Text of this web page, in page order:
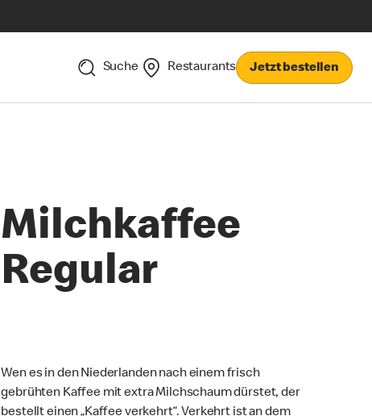
Suche Restaurants Jetzt bestellen
Milchkaffee
Regular
Wen es in den Niederlanden nach einem frisch
gebrühten Kaffee mit extra Milchschaum dürstet, der
bestellt einen „Kaffee verkehrt“. Verkehrt ist an dem